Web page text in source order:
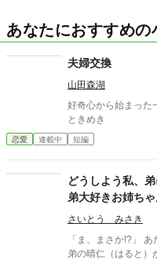
あなたにおすすめの
夫婦交換
山田森湖
好奇心から始まった
ときめき
恋愛 連載中 短編
どうしよう私、
弟大好きお姉ち
さいとう みさき
「ま、まさか!?」 あたし三鷹優美（みたかゆうみ）高校一年生。
弟の晴仁（はると）